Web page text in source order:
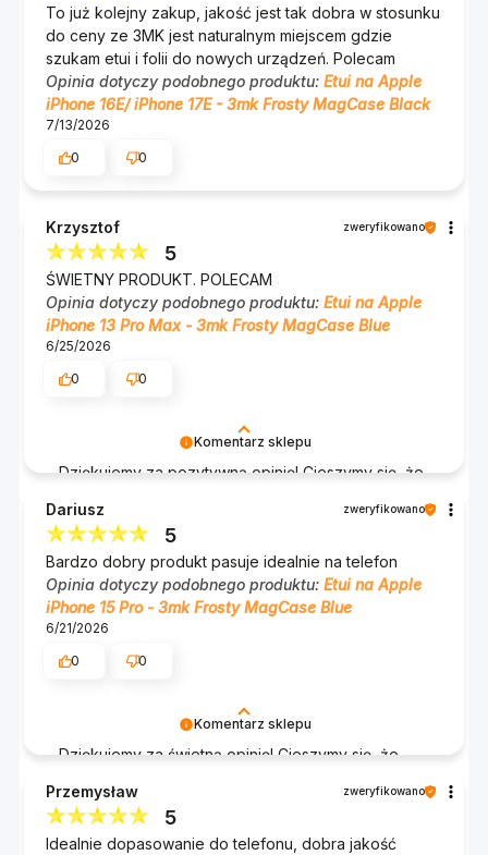
To już kolejny zakup, jakość jest tak dobra w stosunku
do ceny ze 3MK jest naturalnym miejscem gdzie
szukam etui i folii do nowych urządzeń. Polecam
Opinia dotyczy podobnego produktu: Etui na Apple
iPhone 16E/ iPhone 17E - 3mk Frosty MagCase Black
7/13/2026
0
0
Komentarz sklepu
Dziękujemy za pozytywną opinię! Cieszymy się, że
dalej i do zobaczenia przy kolejnych zakupach!
Zespół 3mk :)
Krzysztof zweryfikowano
5
ŚWIETNY PRODUKT. POLECAM
Opinia dotyczy podobnego produktu: Etui na Apple
iPhone 13 Pro Max - 3mk Frosty MagCase Blue
6/25/2026
0
0
Komentarz sklepu
Dziękujemy za świetną opinię! Cieszymy się, że
Twoje zadowolenie jest dla nas najważniejsze!
Zespół 3mk :)
Dariusz zweryfikowano
5
Bardzo dobry produkt pasuje idealnie na telefon
Opinia dotyczy podobnego produktu: Etui na Apple
iPhone 15 Pro - 3mk Frosty MagCase Blue
6/21/2026
0
0
Przemysław zweryfikowano
5
Idealnie dopasowanie do telefonu, dobra jakość